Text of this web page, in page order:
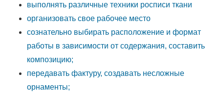
выполнять различные техники росписи ткани
организовать свое рабочее место
сознательно выбирать расположение и формат
работы в зависимости от содержания, составить
композицию;
передавать фактуру, создавать несложные
орнаменты;